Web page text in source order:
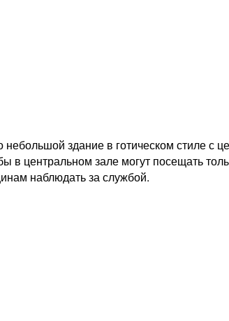
небольшой здание в готическом стиле
центральном зале могут посещать
наблюдать за службой.